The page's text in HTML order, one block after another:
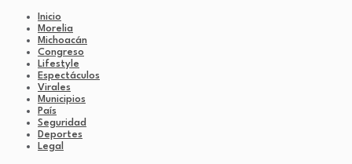
Inicio
Morelia
Michoacán
Congreso
Lifestyle
Espectáculos
Virales
Municipios
País
Seguridad
Deportes
Legal